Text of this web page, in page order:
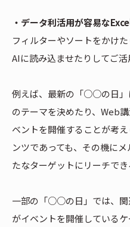
・データ利活用が容易な
フィルターやソートをかけ
AIに読み込ませたりしてご活
例えば、最新の「○○の日」
のテーマを決めたり、Web
ベントを開催することが考
ンツであっても、その機に
たなターゲットにリーチでき
一部の「○○の日」では、関
がイベントを開催している